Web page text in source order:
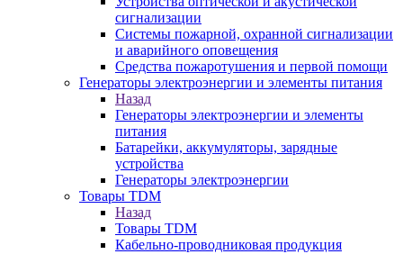
сигнализации
Системы пожарной, охранной сигнализации
и аварийного оповещения
Средства пожаротушения и первой помощи
Генераторы электроэнергии и элементы питания
Назад
Генераторы электроэнергии и элементы
питания
Батарейки, аккумуляторы, зарядные
устройства
Генераторы электроэнергии
Товары TDM
Назад
Товары TDM
Кабельно-проводниковая продукция